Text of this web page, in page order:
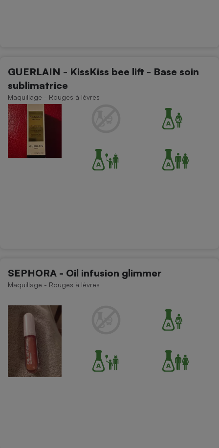
GUERLAIN - KissKiss bee lift - Base soin
sublimatrice
Maquillage - Rouges à lèvres
SEPHORA - Oil infusion glimmer
Maquillage - Rouges à lèvres